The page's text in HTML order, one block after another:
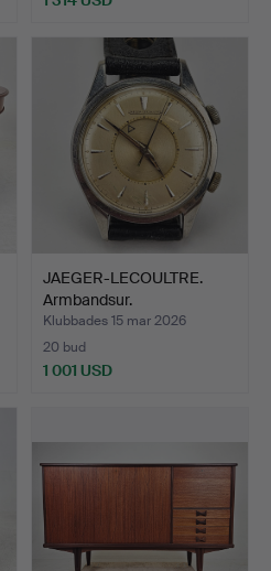
JAEGER-LECOULTRE.
Armbandsur.
Klubbades 15 mar 2026
20 bud
1 001 USD